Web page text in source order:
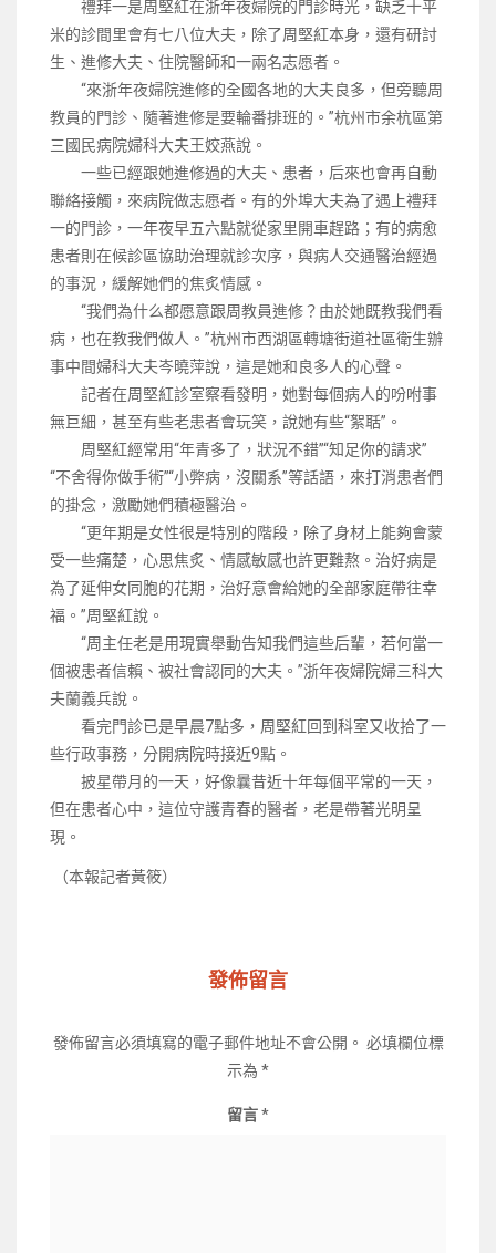
禮拜一是周堅紅在浙年夜婦院的門診時光，缺乏十平
米的診間里會有七八位大夫，除了周堅紅本身，還有研討
生、進修大夫、住院醫師和一兩名志愿者。
“來浙年夜婦院進修的全國各地的大夫良多，但旁聽周
教員的門診、隨著進修是要輪番排班的。”杭州市余杭區第
三國民病院婦科大夫王姣燕說。
一些已經跟她進修過的大夫、患者，后來也會再自動
聯絡接觸，來病院做志愿者。有的外埠大夫為了遇上禮拜
一的門診，一年夜早五六點就從家里開車趕路；有的病愈
患者則在候診區協助治理就診次序，與病人交通醫治經過
的事況，緩解她們的焦炙情感。
“我們為什么都愿意跟周教員進修？由於她既教我們看
病，也在教我們做人。”杭州市西湖區轉塘街道社區衛生辦
事中間婦科大夫岑曉萍說，這是她和良多人的心聲。
記者在周堅紅診室察看發明，她對每個病人的吩咐事
無巨細，甚至有些老患者會玩笑，說她有些“絮聒”。
周堅紅經常用“年青多了，狀況不錯”“知足你的請求”
“不舍得你做手術”“小弊病，沒關系”等話語，來打消患者們
的掛念，激勵她們積極醫治。
“更年期是女性很是特別的階段，除了身材上能夠會蒙
受一些痛楚，心思焦炙、情感敏感也許更難熬。治好病是
為了延伸女同胞的花期，治好意會給她的全部家庭帶往幸
福。”周堅紅說。
“周主任老是用現實舉動告知我們這些后輩，若何當一
個被患者信賴、被社會認同的大夫。”浙年夜婦院婦三科大
夫蘭義兵說。
看完門診已是早晨7點多，周堅紅回到科室又收拾了一
些行政事務，分開病院時接近9點。
披星帶月的一天，好像曩昔近十年每個平常的一天，
但在患者心中，這位守護青春的醫者，老是帶著光明呈
現。
（本報記者黃筱）
發佈留言
發佈留言必須填寫的電子郵件地址不會公開。 必填欄位標
示為 *
留言*